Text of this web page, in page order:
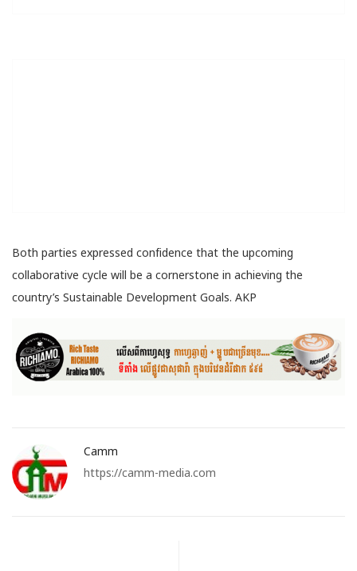
Both parties expressed confidence that the upcoming
collaborative cycle will be a cornerstone in achieving the
country’s Sustainable Development Goals. AKP
Camm
https://camm-media.com